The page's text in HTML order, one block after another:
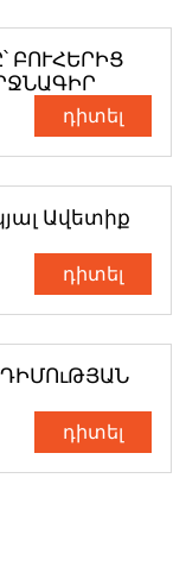
ԲՈՒՀԵՐԻՑ
դիտել
Ավետիք
դիտել
դիտել